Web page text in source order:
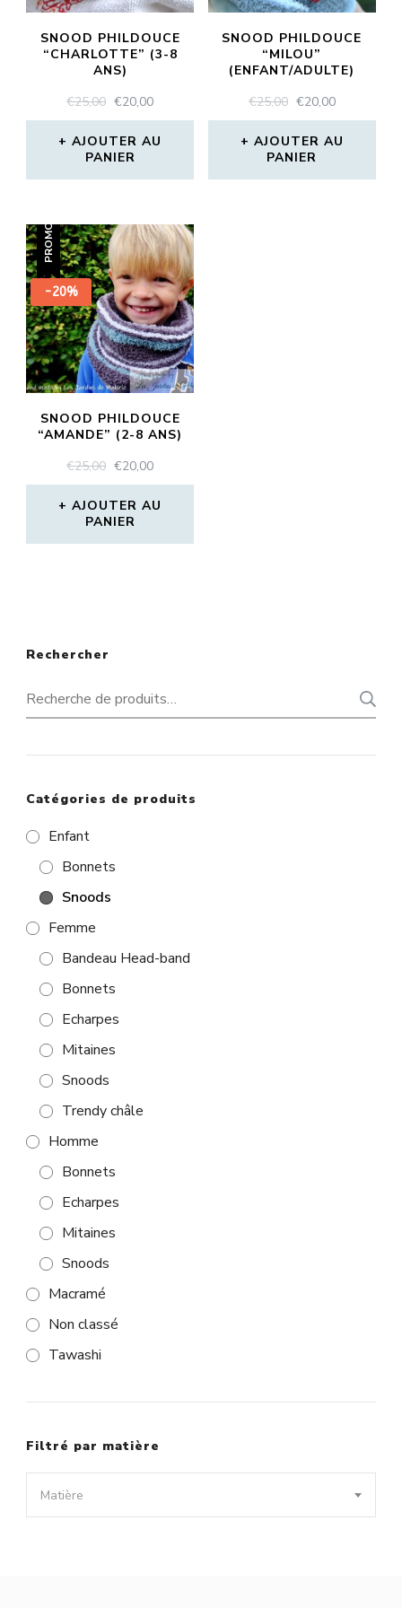
SNOOD PHILDOUCE
“CHARLOTTE” (3-8
ANS)
€25,00 LE
PRIX
INITIAL
ÉTAIT :
€25,00.
€20,00LE
PRIX
ACTUEL
€20,00.
AJOUTER AU
PANIER
SNOOD PHILDOUCE
“MILOU”
(ENFANT/ADULTE)
€25,00 LE
PRIX
INITIAL
ÉTAIT :
€25,00.
€20,00LE
PRIX
ACTUEL
€20,00.
AJOUTER AU
PANIER
PROMO !
-20%
SNOOD PHILDOUCE
“AMANDE” (2-8 ANS)
€25,00 LE
PRIX
INITIAL
ÉTAIT :
€25,00.
€20,00LE
PRIX
ACTUEL
€20,00.
AJOUTER AU
PANIER
Rechercher
Recherche
pour :
Catégories de produits
Enfant
Bonnets
Snoods
Femme
Bandeau Head-band
Bonnets
Echarpes
Mitaines
Snoods
Trendy châle
Homme
Bonnets
Echarpes
Mitaines
Snoods
Macramé
Non classé
Tawashi
Filtré par matière
Matière